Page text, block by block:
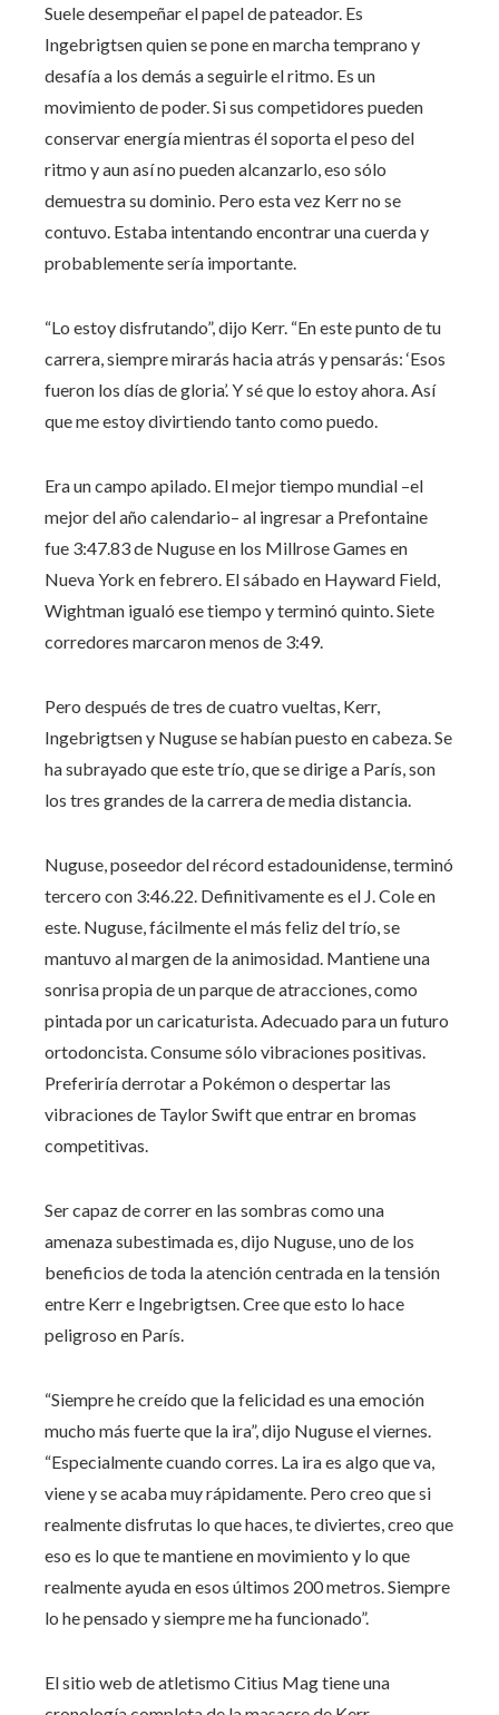
Suele desempeñar el papel de pateador. Es
Ingebrigtsen quien se pone en marcha temprano y
desafía a los demás a seguirle el ritmo. Es un
movimiento de poder. Si sus competidores pueden
conservar energía mientras él soporta el peso del
ritmo y aun así no pueden alcanzarlo, eso sólo
demuestra su dominio. Pero esta vez Kerr no se
contuvo. Estaba intentando encontrar una cuerda y
probablemente sería importante.
“Lo estoy disfrutando”, dijo Kerr. “En este punto de tu
carrera, siempre mirarás hacia atrás y pensarás: ‘Esos
fueron los días de gloria’. Y sé que lo estoy ahora. Así
que me estoy divirtiendo tanto como puedo.
Era un campo apilado. El mejor tiempo mundial –el
mejor del año calendario– al ingresar a Prefontaine
fue 3:47.83 de Nuguse en los Millrose Games en
Nueva York en febrero. El sábado en Hayward Field,
Wightman igualó ese tiempo y terminó quinto. Siete
corredores marcaron menos de 3:49.
Pero después de tres de cuatro vueltas, Kerr,
Ingebrigtsen y Nuguse se habían puesto en cabeza. Se
ha subrayado que este trío, que se dirige a París, son
los tres grandes de la carrera de media distancia.
Nuguse, poseedor del récord estadounidense, terminó
tercero con 3:46.22. Definitivamente es el J. Cole en
este. Nuguse, fácilmente el más feliz del trío, se
mantuvo al margen de la animosidad. Mantiene una
sonrisa propia de un parque de atracciones, como
pintada por un caricaturista. Adecuado para un futuro
ortodoncista. Consume sólo vibraciones positivas.
Preferiría derrotar a Pokémon o despertar las
vibraciones de Taylor Swift que entrar en bromas
competitivas.
Ser capaz de correr en las sombras como una
amenaza subestimada es, dijo Nuguse, uno de los
beneficios de toda la atención centrada en la tensión
entre Kerr e Ingebrigtsen. Cree que esto lo hace
peligroso en París.
“Siempre he creído que la felicidad es una emoción
mucho más fuerte que la ira”, dijo Nuguse el viernes.
“Especialmente cuando corres. La ira es algo que va,
viene y se acaba muy rápidamente. Pero creo que si
realmente disfrutas lo que haces, te diviertes, creo que
eso es lo que te mantiene en movimiento y lo que
realmente ayuda en esos últimos 200 metros. Siempre
lo he pensado y siempre me ha funcionado”.
El sitio web de atletismo Citius Mag tiene una